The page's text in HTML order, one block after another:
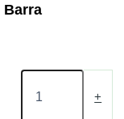
Barra
+